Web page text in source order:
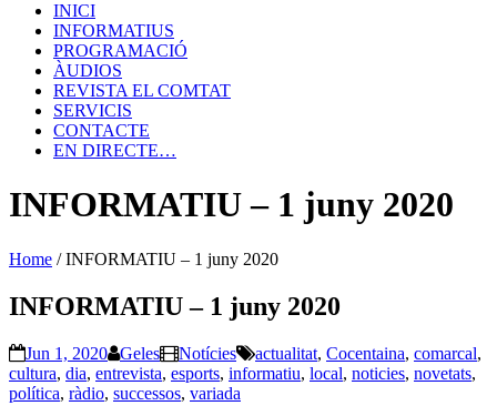
INICI
INFORMATIUS
PROGRAMACIÓ
ÀUDIOS
REVISTA EL COMTAT
SERVICIS
CONTACTE
EN DIRECTE…
INFORMATIU – 1 juny 2020
Home /INFORMATIU – 1 juny 2020
INFORMATIU – 1 juny 2020
Jun 1, 2020 Geles Notícies actualitat, Cocentaina, comarcal,
cultura, dia, entrevista, esports, informatiu, local, noticies, novetats,
política, ràdio, successos, variada